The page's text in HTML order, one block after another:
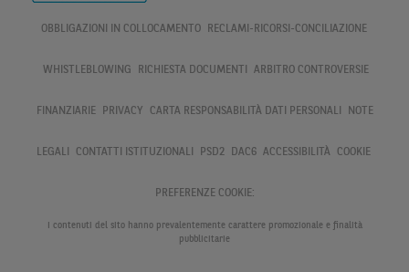
OBBLIGAZIONI IN COLLOCAMENTO RECLAMI-RICORSI-CONCILIAZIONE
WHISTLEBLOWING RICHIESTA DOCUMENTI ARBITRO CONTROVERSIE
FINANZIARIE PRIVACY CARTA RESPONSABILITÀ DATI PERSONALI NOTE
LEGALI CONTATTI ISTITUZIONALI PSD2 DAC6 ACCESSIBILITÀ COOKIE
PREFERENZE COOKIE:
I contenuti del sito hanno prevalentemente carattere promozionale e finalità
pubblicitarie